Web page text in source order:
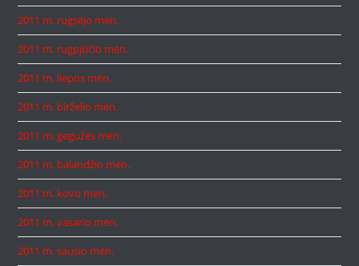
2011 m. rugsėjo mėn.
2011 m. rugpjūčio mėn.
2011 m. liepos mėn.
2011 m. birželio mėn.
2011 m. gegužės mėn.
2011 m. balandžio mėn.
2011 m. kovo mėn.
2011 m. vasario mėn.
2011 m. sausio mėn.